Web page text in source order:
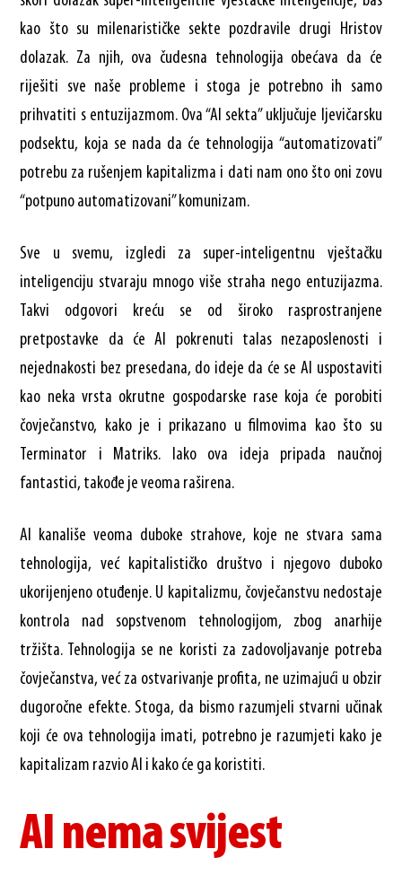
kao što su milenarističke sekte pozdravile drugi Hristov
dolazak. Za njih, ova čudesna tehnologija obećava da će
riješiti sve naše probleme i stoga je potrebno ih samo
prihvatiti s entuzijazmom. Ova “AI sekta” uključuje ljevičarsku
podsektu, koja se nada da će tehnologija “automatizovati”
potrebu za rušenjem kapitalizma i dati nam ono što oni zovu
“potpuno automatizovani” komunizam.
Sve u svemu, izgledi za super-inteligentnu vještačku
inteligenciju stvaraju mnogo više straha nego entuzijazma.
Takvi odgovori kreću se od široko rasprostranjene
pretpostavke da će AI pokrenuti talas nezaposlenosti i
nejednakosti bez presedana, do ideje da će se AI uspostaviti
kao neka vrsta okrutne gospodarske rase koja će porobiti
čovječanstvo, kako je i prikazano u filmovima kao što su
Terminator i Matriks. Iako ova ideja pripada naučnoj
fantastici, takođe je veoma raširena.
AI kanališe veoma duboke strahove, koje ne stvara sama
tehnologija, već kapitalističko društvo i njegovo duboko
ukorijenjeno otuđenje. U kapitalizmu, čovječanstvu nedostaje
kontrola nad sopstvenom tehnologijom, zbog anarhije
tržišta. Tehnologija se ne koristi za zadovoljavanje potreba
čovječanstva, već za ostvarivanje profita, ne uzimajući u obzir
dugoročne efekte. Stoga, da bismo razumjeli stvarni učinak
koji će ova tehnologija imati, potrebno je razumjeti kako je
kapitalizam razvio AI i kako će ga koristiti.
AI nema svijest